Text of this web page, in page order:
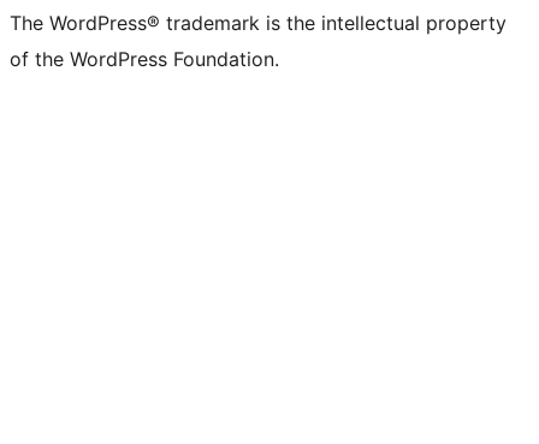
The WordPress® trademark is the intellectual property
of the WordPress Foundation.